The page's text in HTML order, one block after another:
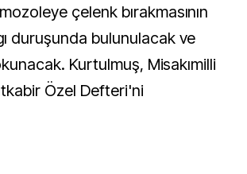
çelenk bırakmasının
duruşunda bulunulacak ve
Kurtulmuş, Misakımilli
Özel Defteri'ni